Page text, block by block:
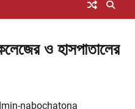
ও হাসপাতালের
nabochatona